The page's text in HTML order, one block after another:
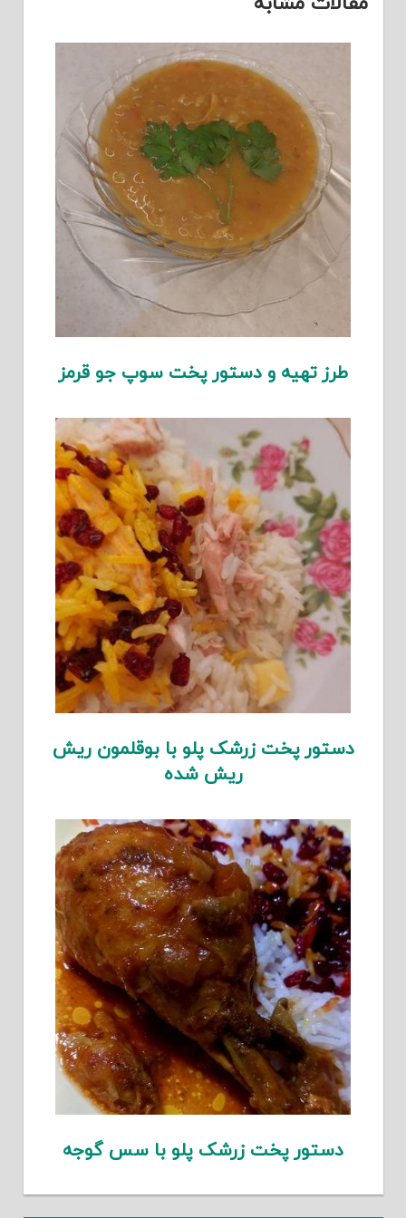
طرز تهیه و دستور پخت سوپ جو قرمز
دستور پخت زرشک پلو با بوقلمون ریش
ریش شده
دستور پخت زرشک پلو با سس گوجه